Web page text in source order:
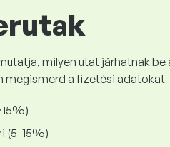
milyen utat járhatnak
megismerd a fizetési adatokat
(5-15%)